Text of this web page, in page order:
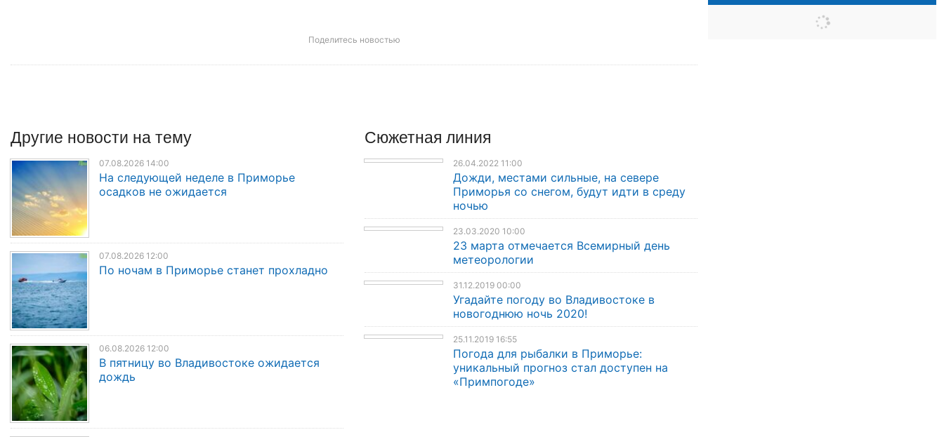
Поделитесь новостью
Другие новости на тему
07.08.2026 14:00
На следующей неделе в Приморье
осадков не ожидается
07.08.2026 12:00
По ночам в Приморье станет прохладно
06.08.2026 12:00
В пятницу во Владивостоке ожидается
дождь
Сюжетная линия
26.04.2022 11:00
Дожди, местами сильные, на севере
Приморья со снегом, будут идти в среду
ночью
23.03.2020 10:00
23 марта отмечается Всемирный день
метеорологии
31.12.2019 00:00
Угадайте погоду во Владивостоке в
новогоднюю ночь 2020!
25.11.2019 16:55
Погода для рыбалки в Приморье:
уникальный прогноз стал доступен на
«Примпогоде»